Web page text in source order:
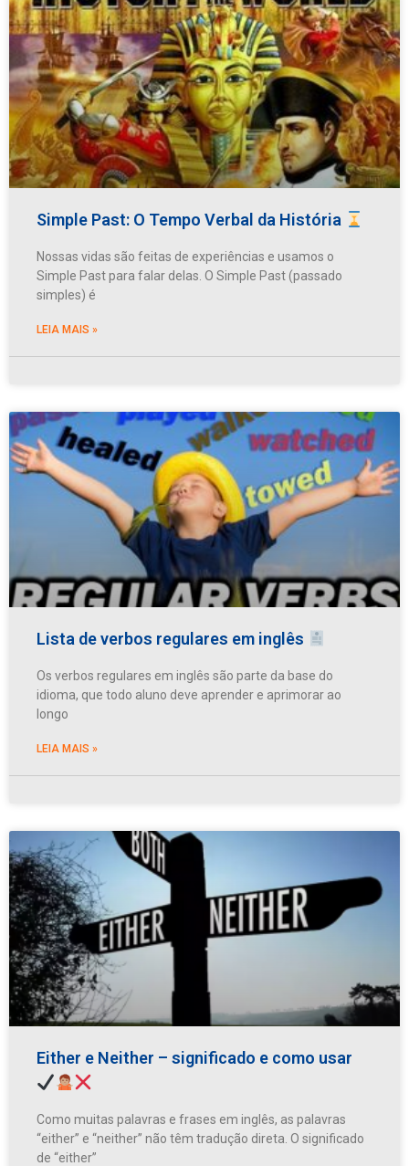
Simple Past: O Tempo Verbal da História
Nossas vidas são feitas de experiências e usamos o
Simple Past para falar delas. O Simple Past (passado
simples) é
LEIA MAIS »
Lista de verbos regulares em inglês
Os verbos regulares em inglês são parte da base do
idioma, que todo aluno deve aprender e aprimorar ao
longo
LEIA MAIS »
Either e Neither – significado e como usar
Como muitas palavras e frases em inglês, as palavras
“either” e “neither” não têm tradução direta. O significado
de “either”